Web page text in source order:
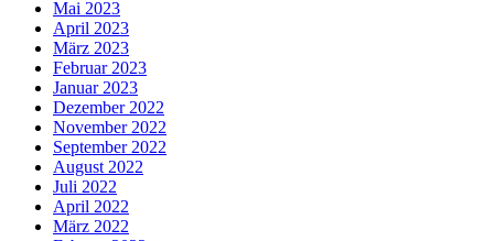
Mai 2023
April 2023
März 2023
Februar 2023
Januar 2023
Dezember 2022
November 2022
September 2022
August 2022
Juli 2022
April 2022
März 2022